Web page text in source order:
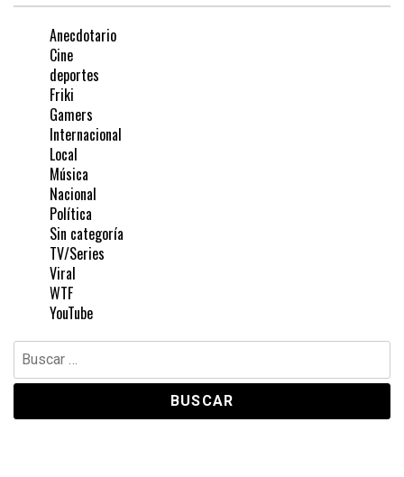
Anecdotario
Cine
deportes
Friki
Gamers
Internacional
Local
Música
Nacional
Política
Sin categoría
TV/Series
Viral
WTF
YouTube
Buscar: